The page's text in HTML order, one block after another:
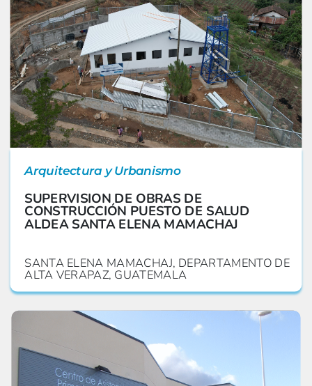
Arquitectura y Urbanismo
SUPERVISION DE OBRAS DE
CONSTRUCCIÓN PUESTO DE SALUD
ALDEA SANTA ELENA MAMACHAJ
SANTA ELENA MAMACHAJ, DEPARTAMENTO DE
ALTA VERAPAZ, GUATEMALA